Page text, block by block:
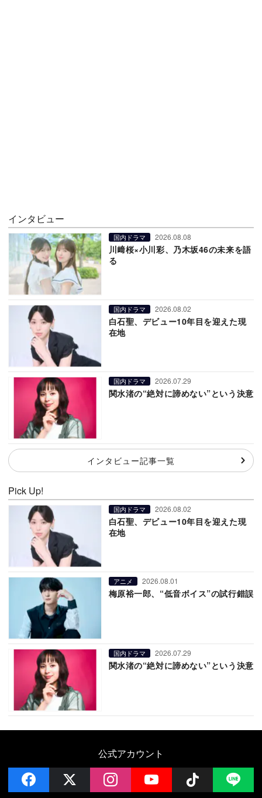
インタビュー
国内ドラマ 2026.08.08
川﨑桜×小川彩、乃木坂46の未来を語
る
国内ドラマ 2026.08.02
白石聖、デビュー10年目を迎えた現
在地
国内ドラマ 2026.07.29
関水渚の“絶対に諦めない”という決意
インタビュー記事一覧
Pick Up!
国内ドラマ 2026.08.02
白石聖、デビュー10年目を迎えた現
在地
アニメ 2026.08.01
梅原裕一郎、“低音ボイス”の試行錯誤
国内ドラマ 2026.07.29
関水渚の“絶対に諦めない”という決意
公式アカウント
facebook instagramYouTube Follow